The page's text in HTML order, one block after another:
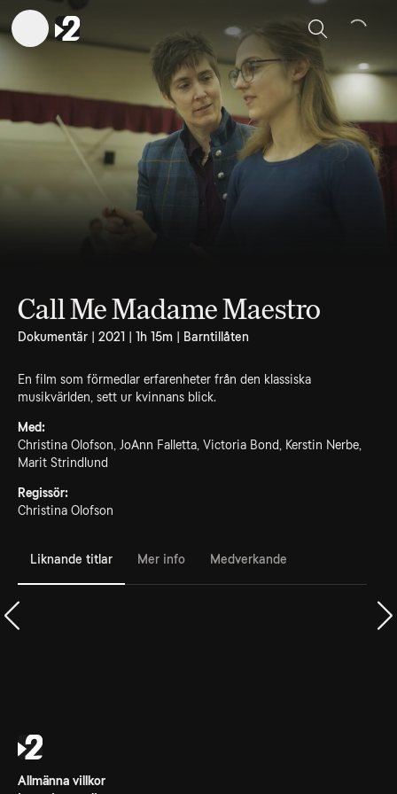
Sök
Call Me Madame Maestro
Dokumentär | 2021 | 1h 15m | Barntillåten
En film som förmedlar erfarenheter från den klassiska
musikvärlden, sett ur kvinnans blick.
Med:
Christina Olofson, JoAnn Falletta, Victoria Bond, Kerstin Nerbe,
Marit Strindlund
Regissör:
Christina Olofson
Liknande titlar Mer info Medverkande
Allmänna villkor